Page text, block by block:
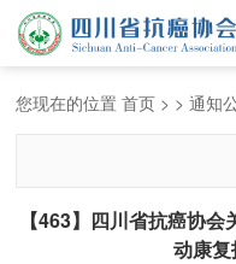
您现在的位置首页 > >通知
【463】四川省抗癌协
动康